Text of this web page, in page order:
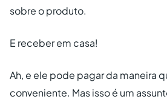
sobre o produto.
E receber em casa!
Ah, e ele pode pagar da maneira
conveniente. Mas isso é um